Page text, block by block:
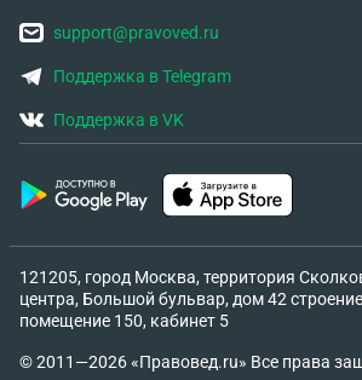
support@pravoved.ru
Поддержка в Telegram
Поддержка в VK
121205, город Москва, территория
центра, Большой бульвар, дом 42
помещение 150, кабинет 5
© 2011—2026 «Правовед.ru» Все права